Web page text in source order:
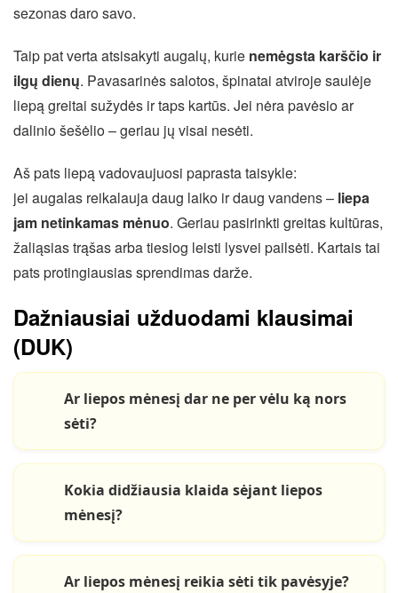
sezonas daro savo.
Taip pat verta atsisakyti augalų, kurie nemėgsta karščio ir
ilgų dienų. Pavasarinės salotos, špinatai atviroje saulėje
liepą greitai sužydės ir taps kartūs. Jei nėra pavėsio ar
dalinio šešėlio – geriau jų visai nesėti.
Aš pats liepą vadovaujuosi paprasta taisykle:
jei augalas reikalauja daug laiko ir daug vandens – liepa
jam netinkamas mėnuo. Geriau pasirinkti greitas kultūras,
žaliąsias trąšas arba tiesiog leisti lysvei pailsėti. Kartais tai
pats protingiausias sprendimas darže.
Dažniausiai užduodami klausimai
(DUK)
Ar liepos mėnesį dar ne per vėlu ką nors
sėti?
Kokia didžiausia klaida sėjant liepos
mėnesį?
Ar liepos mėnesį reikia sėti tik pavėsyje?